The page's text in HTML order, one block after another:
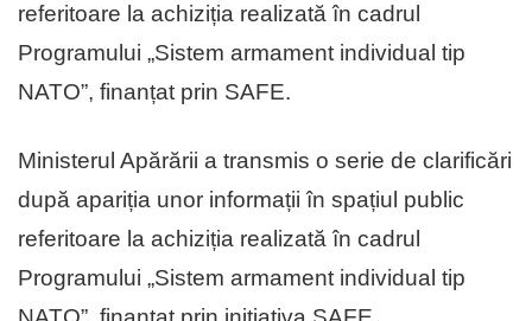
referitoare la achiziția realizată în cadrul
Programului „Sistem armament individual tip
NATO”, finanțat prin SAFE.
Ministerul Apărării a transmis o serie de clarificări
după apariția unor informații în spațiul public
referitoare la achiziția realizată în cadrul
Programului „Sistem armament individual tip